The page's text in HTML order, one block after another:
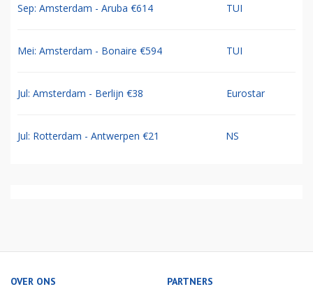
Sep: Amsterdam - Aruba €614 TUI
Mei: Amsterdam - Bonaire €594 TUI
Jul: Amsterdam - Berlijn €38 Eurostar
Jul: Rotterdam - Antwerpen €21 NS
OVER ONS PARTNERS